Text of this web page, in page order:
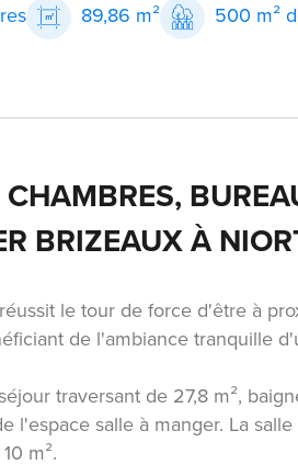
89,86 m² 500 m²
BRIZEAUX À
le tour de force d'être à
de l'ambiance tranquille
traversant de 27,8 m²,
l'espace salle à manger. La
m².